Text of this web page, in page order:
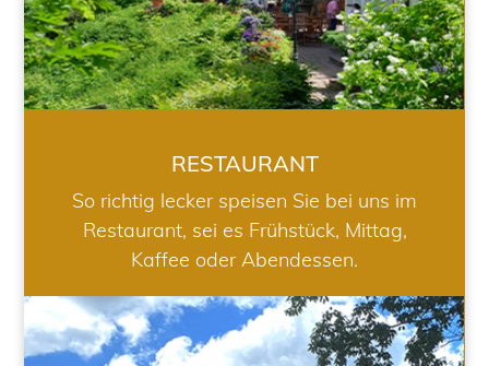
RESTAURANT
So richtig lecker speisen Sie bei uns im
Restaurant, sei es Frühstück, Mittag,
Kaffee oder Abendessen.